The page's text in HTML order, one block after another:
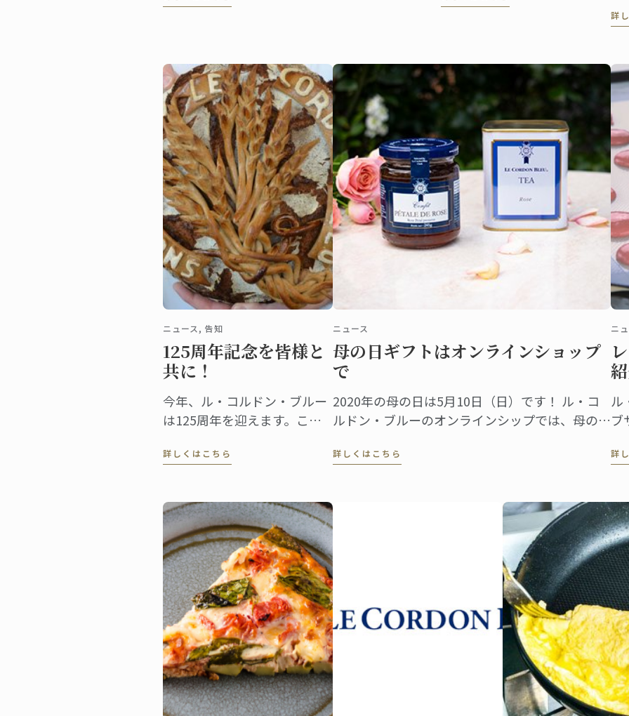
ン
と
セ
す
詳
ニュース, 告知
125周年記念を皆様と
共に！
今年、ル・コルドン・ブルー
は125周年を迎えます。これ
各方面のエキスパート・専門
でパッションに満ちた声をイ
ンターナショナル・ネットワ
ーク・ビデオにおさめまし
た。
詳しくはこちら
ニュース
母の日ギフトはオンラインショップ
で
2020年の母の日は5月10日（日）です！ ル・コ
ルドン・ブルーのオンラインシップでは、母の日
スなどバラエティー豊富にご用意しました。
詳しくはこちら
ニ
ル
ブ
介
ニ
ま
だ
も
て
詳